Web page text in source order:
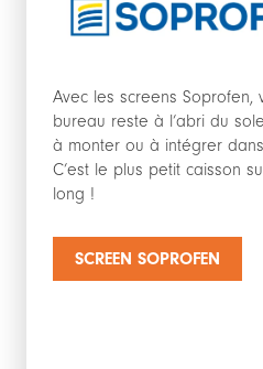
Avec les screens Soprofen,
bureau reste à l’abri du
à monter ou à intégrer
C’est le plus petit caisson
long !
SCREEN SOPROFEN